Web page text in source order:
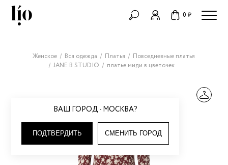
0 ₽
ВАШ ГОРОД - МОСКВА?
ПОДТВЕРДИТЬ СМЕНИТЬ ГОРОД
Женское Вся одежда Платья
Повседневные платья
JANE B STUDIO
платье миди в цветочек